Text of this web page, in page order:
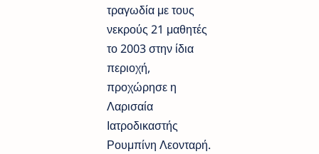
τραγωδία με τους
νεκρούς 21 μαθητές
το 2003 στην ίδια
περιοχή,
προχώρησε η
Λαρισαία
Ιατροδικαστής
Ρουμπίνη Λεονταρή.